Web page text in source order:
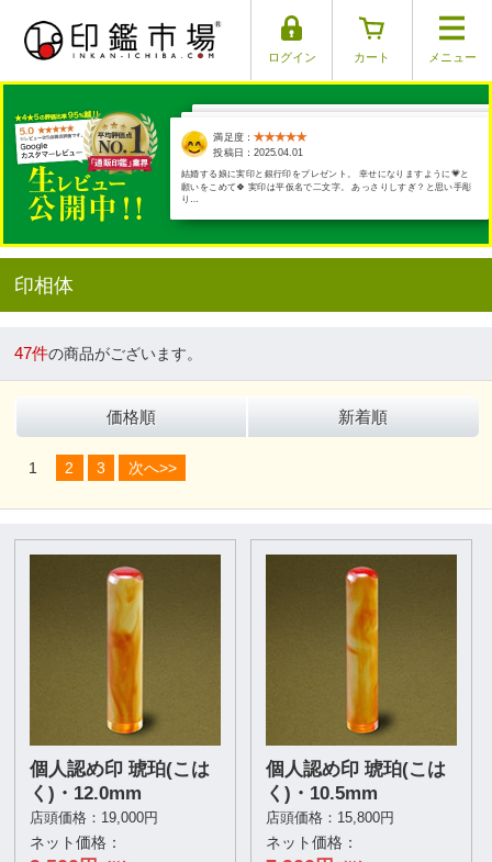
ログイン カート メニュー
満足度：
投稿日：2025.03.26
満足度：
投稿日：2025.04.01
結婚する娘に実印と銀行印をプレゼント。 幸せになりますように💗と
願いをこめて🍀 実印は平仮名で二文字。 あっさりしすぎ？と思い手彫
り…
満足度：
投稿日：2025.03.30
満足度：
投稿日：2025.03.17
満足度：
投稿日：2025.03.29
印相体
47件の商品がございます。
価格順 新着順
1 2 3 次へ>>
個人認め印 琥珀(こは
く)・12.0mm
店頭価格：19,000円
ネット価格：
個人認め印 琥珀(こは
く)・10.5mm
店頭価格：15,800円
ネット価格：